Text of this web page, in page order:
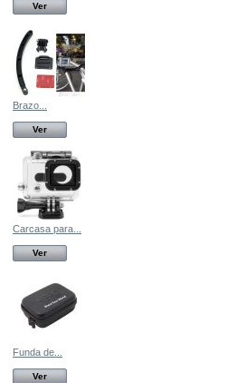
Ver
Brazo...
Ver
Carcasa para...
Ver
Funda de...
Ver